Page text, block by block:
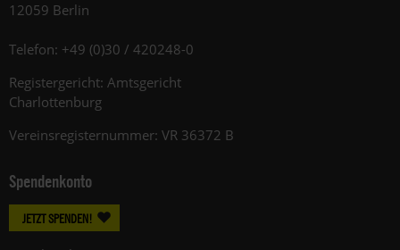
12059 Berlin
Telefon: +49 (0)30 / 420248-0
Registergericht: Amtsgericht
Charlottenburg
Vereinsregisternummer: VR 36372 B
Spendenkonto
JETZT SPENDEN!